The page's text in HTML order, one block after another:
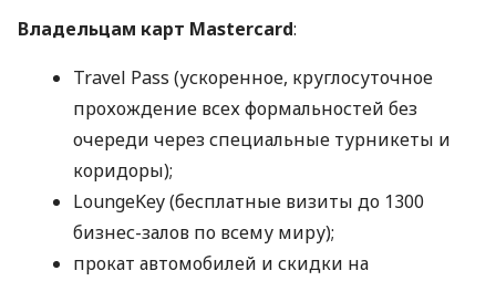
Владельцам карт Mastercard:
Travel Pass (ускоренное, круглосуточное
прохождение всех формальностей без
очереди через специальные турникеты и
коридоры);
LoungeKey (бесплатные визиты до 1300
бизнес-залов по всему миру);
прокат автомобилей и скидки на